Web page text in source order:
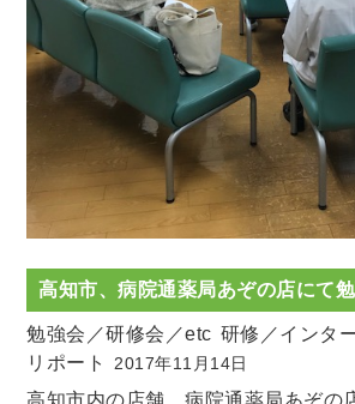
高知市、病院通薬局あぞの店にて勉
勉強会／研修会／etc 研修／インタ
リポート
2017年11月14日
高知市内の店舗、病院通薬局あぞの